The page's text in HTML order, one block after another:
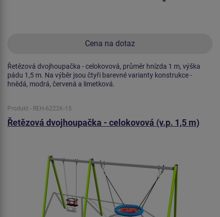
Cena na dotaz
Řetězová dvojhoupačka - celokovová, průměr hnízda 1 m, výška
pádu 1,5 m. Na výběr jsou čtyři barevné varianty konstrukce -
hnědá, modrá, červená a limetková.
Produkt - REH-6222K-15
Řetězová dvojhoupačka - celokovová (v.p. 1,5 m)